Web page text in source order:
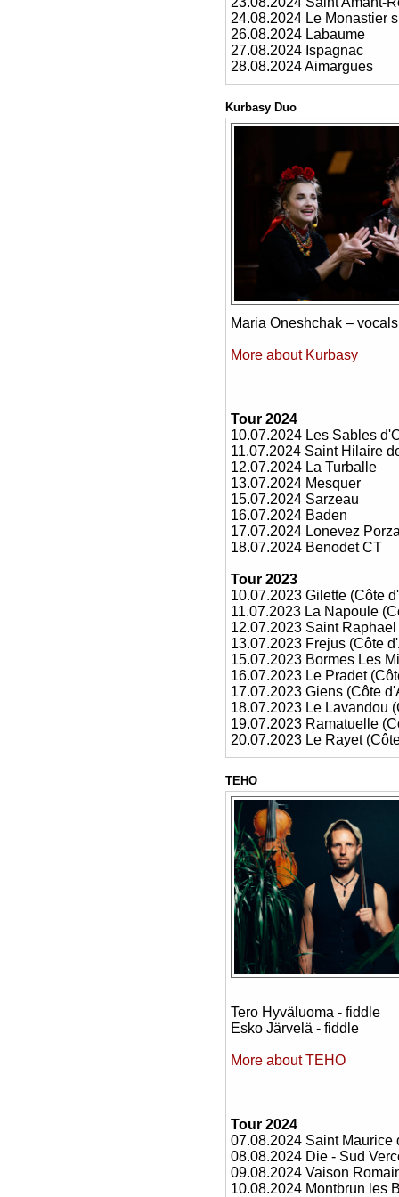
24.08.2024 Le Monastier
26.08.2024 Labaume
27.08.2024 Ispagnac
28.08.2024 Aimargues
Kurbasy Duo
Maria Oneshchak –
More about Kurbasy
Tour 2024
10.07.2024 Les Sables
11.07.2024 Saint Hilaire
12.07.2024 La Turballe
13.07.2024 Mesquer
15.07.2024 Sarzeau
16.07.2024 Baden
17.07.2024 Lonevez
18.07.2024 Benodet CT
Tour 2023
10.07.2023 Gilette (Côte
11.07.2023 La Napoule (
12.07.2023 Saint Raphael
13.07.2023 Frejus (Côte
15.07.2023 Bormes Les
16.07.2023 Le Pradet (
17.07.2023 Giens (Côte
18.07.2023 Le Lavandou (
19.07.2023 Ramatuelle (
20.07.2023 Le Rayet (
TEHO
Tero Hyväluoma - fiddle
Esko Järvelä - fiddle
More about TEHO
Tour 2024
07.08.2024 Saint Maurice
08.08.2024 Die - Sud
09.08.2024 Vaison
10.08.2024 Montbrun les